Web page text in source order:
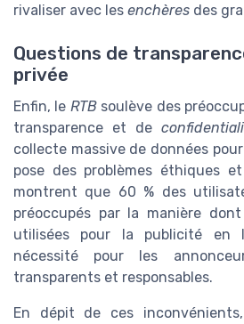
rivaliser avec les enchères des
Questions de
privée
Enfin, le RTBsoulève des
transparence et de
collecte massive de données
pose des problèmes éthiques
montrent que 60 % des
préoccupés par la manière
utilisées pour la publicité en
nécessité pour les
transparents et responsables.
En dépit de ces